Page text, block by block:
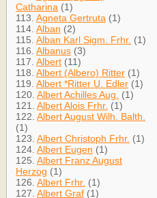
Catharina (1)
113. Agneta Gertruta (1)
114. Alban (2)
115. Alban Karl Sigm. Frhr. (1)
116. Albanus (3)
117. Albert (11)
118. Albert (Albero) Ritter (1)
119. Albert *Ritter U. Edler (1)
120. Albert Achilles Aug.
(1)
121. Albert Alois Frhr. (1)
122. Albert August Wilh. Balth.
(1)
123. Albert Christoph Frhr. (1)
124. Albert Eugen (1)
125. Albert Franz August
Herzog (1)
126. Albert Frhr. (1)
127. Albert Graf (1)